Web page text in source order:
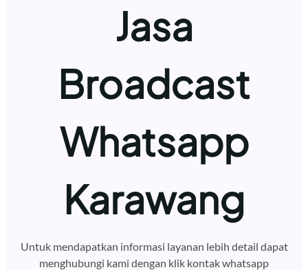
Jasa
Broadcast
Whatsapp
Karawang
Untuk mendapatkan informasi layanan lebih detail dapat
menghubungi kami dengan klik kontak whatsapp